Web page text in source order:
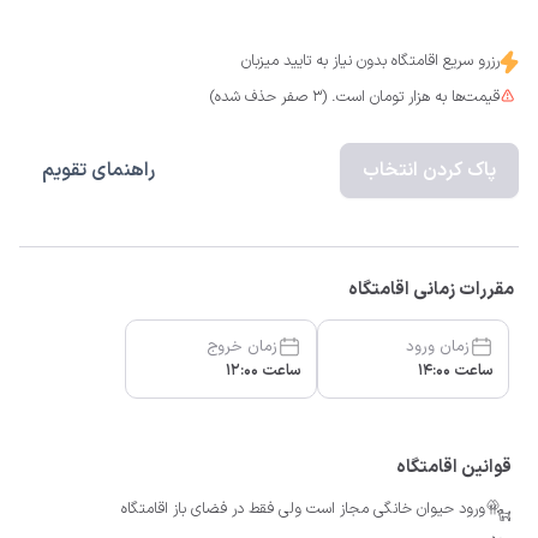
رزرو سریع اقامتگاه بدون نیاز به تایید میزبان
قیمت‌ها به هزار تومان است. (3 صفر حذف شده)
پاک کردن انتخاب راهنمای تقویم
مقررات زمانی اقامتگاه
زمان ورود
ساعت 14:00
زمان خروج
ساعت 12:00
قوانین اقامتگاه
ورود حیوان خانگی مجاز است ولی فقط در فضای باز اقامتگاه